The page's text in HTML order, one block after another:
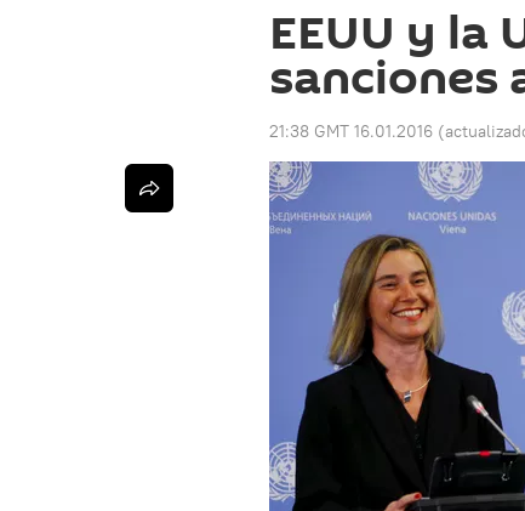
EEUU y la
sanciones
21:38 GMT 16.01.2016